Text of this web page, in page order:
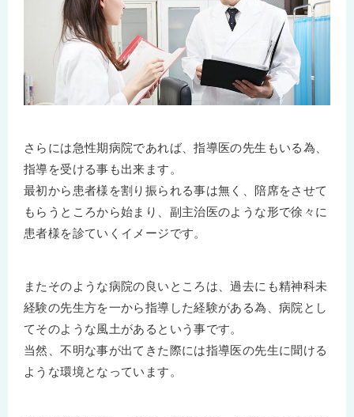
さらには急性期病院であれば、指導医の先生もいる為、
指導を受ける事も出来ます。
最初から患者様を割り振られる事は無く、陪席をさせて
もらうところから始まり、副主治医のような形で徐々に
患者様を診ていくイメージです。
またそのような病院の良いところは、過去にも精神科未
経験の先生方を一から指導した経験がある為、病院とし
てそのような風土があるという事です。
当然、不明な事が出てきた際には指導医の先生に聞ける
ような環境となっています。